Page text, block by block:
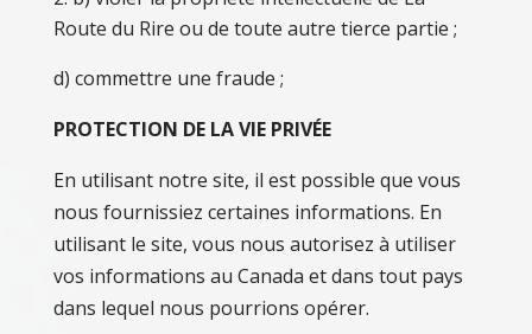
Route du Rire ou de toute autre tierce partie ;
d) commettre une fraude ;
PROTECTION DE LA VIE PRIVÉE
En utilisant notre site, il est possible que vous
nous fournissiez certaines informations. En
utilisant le site, vous nous autorisez à utiliser
vos informations au Canada et dans tout pays
dans lequel nous pourrions opérer.